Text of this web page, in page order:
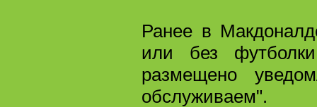
Ранее в
или без
размещено
обслуживаем".